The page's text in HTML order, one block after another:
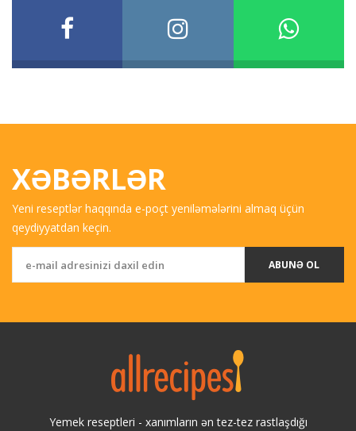
XƏBƏRLƏR
Yeni reseptlər haqqında e-poçt yeniləmələrini almaq üçün
qeydiyyatdan keçin.
ABUNƏ OL
Yemek reseptleri - xanımların ən tez-tez rastlaşdığı